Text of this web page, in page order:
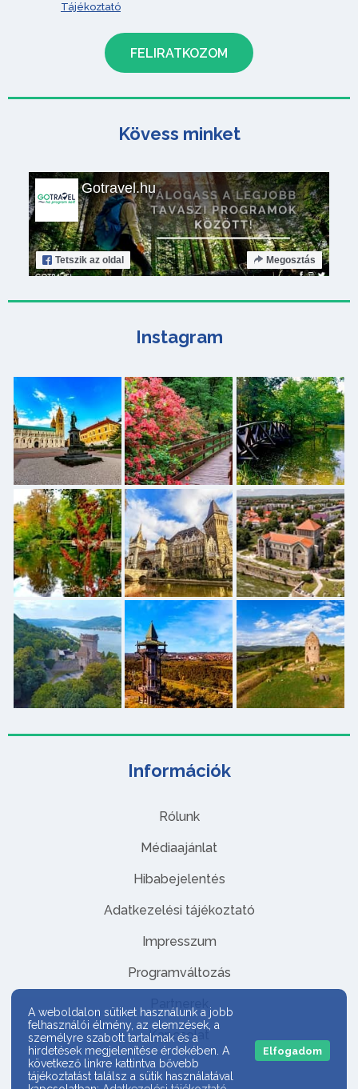
Információk
Rólunk
Médiaajánlat
Hibabejelentés
Adatkezelési tájékoztató
Impresszum
Programváltozás
Partnerek
Kapcsolat
Tájékoztató
Kövess minket
Gotravel.hu
Tetszik az oldal Megosztás
Instagram
A weboldalon sütiket használunk a jobb
felhasználói élmény, az elemzések, a
személyre szabott tartalmak és a
hirdetések megjelenítése érdekében. A
következő linkre kattintva bővebb
tájékoztatást találsz a sütik használatával
Elfogadom